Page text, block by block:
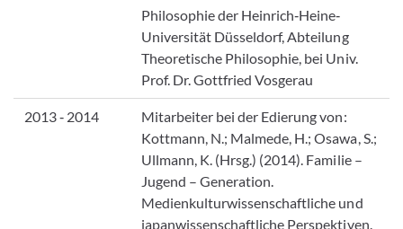
Philosophie der Heinrich‐Heine‐
Universität Düsseldorf, Abteilung
Theoretische Philosophie, bei Univ.
Prof. Dr. Gottfried Vosgerau
2013 ‑ 2014
Mitarbeiter bei der Edierung von:
Kottmann, N.; Malmede, H.; Osawa, S.;
Ullmann, K. (Hrsg.) (2014). Familie –
Jugend – Generation.
Medienkulturwissenschaftliche und
japanwissenschaftliche Perspektiven.